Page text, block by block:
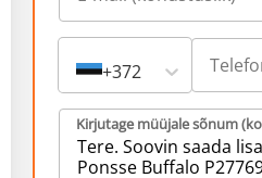
+372